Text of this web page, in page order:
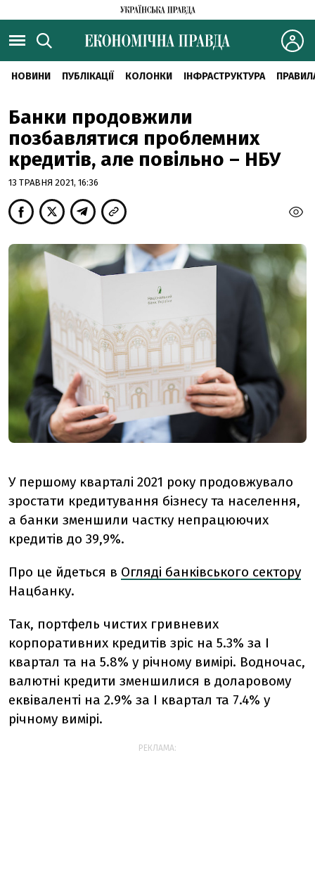
НОВИНИ ПУБЛІКАЦІЇ КОЛОНКИ ІНФРАСТРУКТУРА
Банки продовжили
позбавлятися проблемних
кредитів, але повільно – НБУ
13 ТРАВНЯ 2021, 16:36
У першому кварталі 2021 року продовжувало
зростати кредитування бізнесу та населення,
а банки зменшили частку непрацюючих
кредитів до 39,9%.
Про це йдеться в Огляді банківського сектору
Нацбанку.
Так, портфель чистих гривневих
корпоративних кредитів зріс на 5.3% за I
квартал та на 5.8% у річному вимірі. Водночас,
валютні кредити зменшилися в доларовому
еквіваленті на 2.9% за I квартал та 7.4% у
річному вимірі.
РЕКЛАМА: